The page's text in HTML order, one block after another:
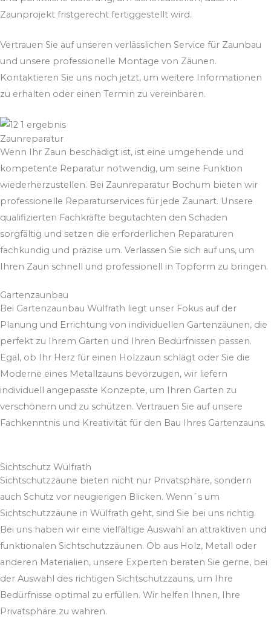
Zaunprojekt fristgerecht fertiggestellt wird.
Vertrauen Sie auf unseren verlässlichen Service für Zaunbau
und unsere professionelle Montage von Zäunen.
Kontaktieren Sie uns noch jetzt, um weitere Informationen
zu erhalten oder einen Termin zu vereinbaren.
Zaunreparatur
Wenn Ihr Zaun beschädigt ist, ist eine umgehende und
kompetente Reparatur notwendig, um seine Funktion
wiederherzustellen. Bei Zaunreparatur Bochum bieten wir
professionelle Reparaturservices für jede Zaunart. Unsere
qualifizierten Fachkräfte begutachten den Schaden
sorgfältig und setzen die erforderlichen Reparaturen
fachkundig und präzise um. Verlassen Sie sich auf uns, um
Ihren Zaun schnell und professionell in Topform zu bringen.
Gartenzaunbau
Bei Gartenzaunbau Wülfrath liegt unser Fokus auf der
Planung und Errichtung von individuellen Gartenzäunen, die
perfekt zu Ihrem Garten und Ihren Bedürfnissen passen.
Egal, ob Ihr Herz für einen Holzzaun schlägt oder Sie die
Moderne eines Metallzauns bevorzugen, wir liefern
individuell angepasste Konzepte, um Ihren Garten zu
verschönern und zu schützen. Vertrauen Sie auf unsere
Fachkenntnis und Kreativität für den Bau Ihres Gartenzauns.
Sichtschutz Wülfrath
Sichtschutzzäune bieten nicht nur Privatsphäre, sondern
auch Schutz vor neugierigen Blicken. Wenn´s um
Sichtschutzzäune in Wülfrath geht, sind Sie bei uns richtig.
Bei uns haben wir eine vielfältige Auswahl an attraktiven und
funktionalen Sichtschutzzäunen. Ob aus Holz, Metall oder
anderen Materialien, unsere Experten beraten Sie gerne, bei
der Auswahl des richtigen Sichtschutzzauns, um Ihre
Bedürfnisse optimal zu erfüllen. Wir helfen Ihnen, Ihre
Privatsphäre zu wahren.